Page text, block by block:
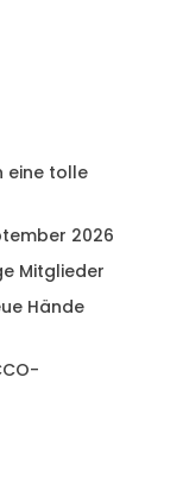
eine tolle
2026
Mitglieder
Hände